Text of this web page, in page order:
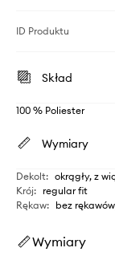
ID Produktu
Skład
100 % Poliester
Wymiary
Dekolt: okrągły, z
Krój: regular fit
Rękaw: bez
Wymiary